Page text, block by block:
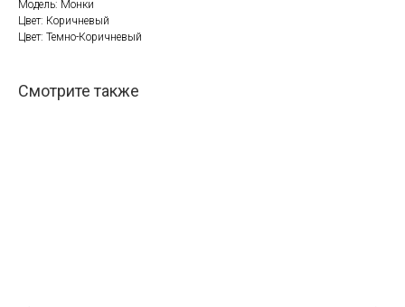
Модель: Монки
Цвет: Коричневый
Цвет: Темно-Коричневый
Смотрите также